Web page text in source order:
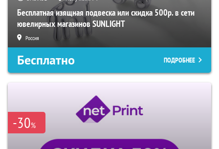
Бесплатная изящная подвеска или скидка 500р. в сети
ювелирных магазинов SUNLIGHT
Россия
Бесплатно ПОДРОБНЕЕ
-30%